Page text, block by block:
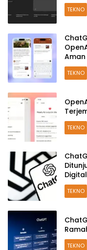
TEKNO
Aman
TEKNO
TEKNO
Digital
TEKNO
TEKNO